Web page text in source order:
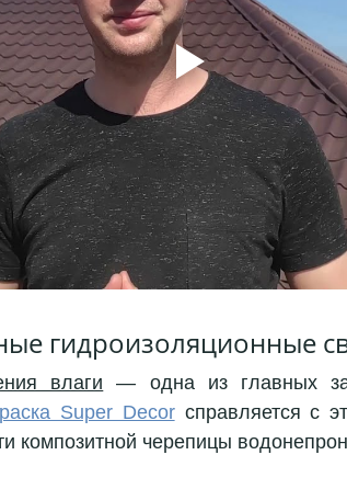
гидроизоляционные
влаги — одна из главных
Super Decor справляется с
композитной черепицы